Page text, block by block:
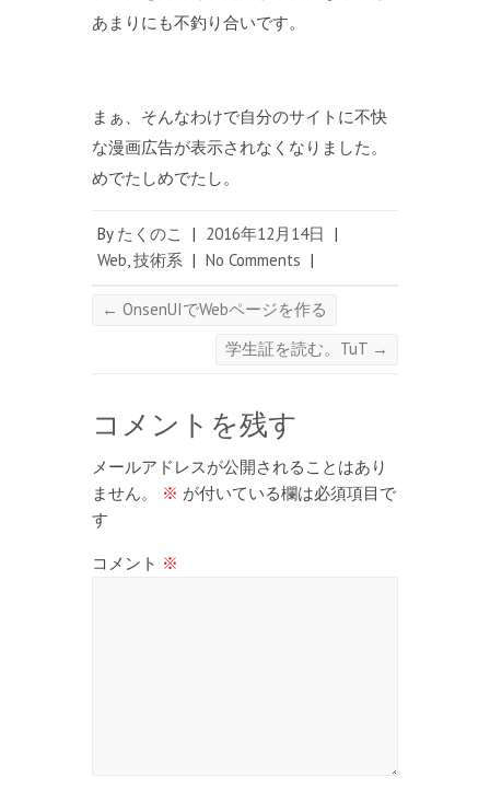
あまりにも不釣り合いです。
まぁ、そんなわけで自分のサイトに不快
な漫画広告が表示されなくなりました。
めでたしめでたし。
By たくのこ | 2016年12月14日 |
Web,技術系 | No Comments |
← OnsenUIでWebページを作る
学生証を読む。TuT →
コメントを残す
メールアドレスが公開されることはあり
ません。
※ が付いている欄は必須項目で
す
コメント ※